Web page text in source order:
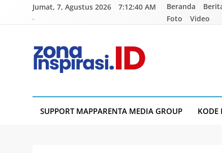
Jumat, 7, Agustus 2026 7:12:41 AM Beranda
Foto
Video
SUPPORT MAPPARENTA MEDIA GROUP KODE